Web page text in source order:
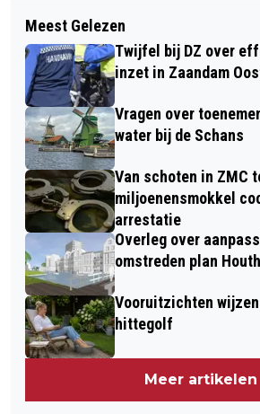
GROTE VRAAGTEKENS BIJ
FINANCIËLE BASIS DE
INLOOP OVER TIJDELIJKE
AAN DE GALJOENSTRAAT
Meest Gelezen
Twijfel bij DZ over
inzet in Zaandam
Vragen over
water bij de Schans
Van schoten in ZMC
miljoenensmokkel
arrestatie
Overleg over
omstreden plan
Vooruitzichten
hittegolf
Meer artikelen